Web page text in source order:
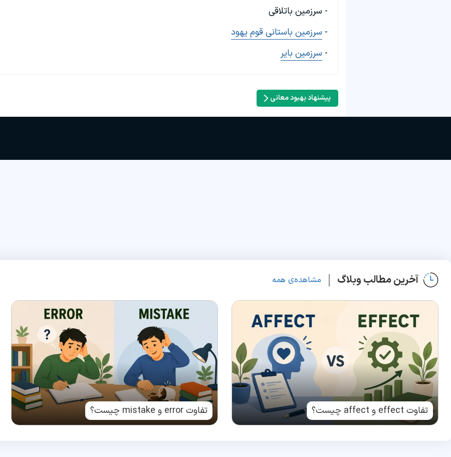
- سرزمین باتلاقی
- سرزمین باستانی قوم یهود
- سرزمین بایر
پیشنهاد بهبود معانی
آخرین مطالب وبلاگ مشاهده‌ی همه
تفاوت effect و affect چیست؟ تفاوت error و mistake چیست؟